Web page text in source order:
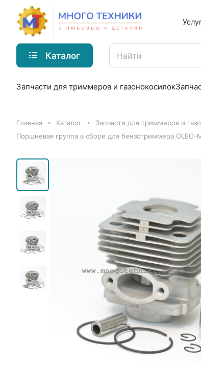
Каталог
Запчасти для триммеров и газонокосилок
Главная Каталог Запчасти для триммеров и
Поршневая группа в сборе для бензотриммера OLEO-